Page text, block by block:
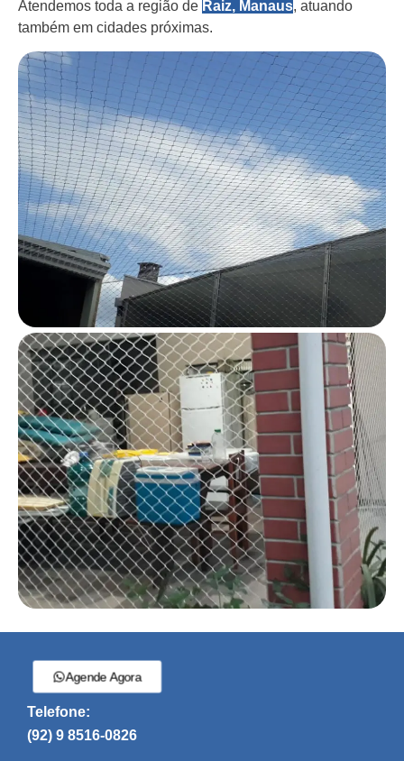
Atendemos toda a região de Raiz, Manaus, atuando
também em cidades próximas.
Agende Agora
Telefone:
(92) 9 8516-0826